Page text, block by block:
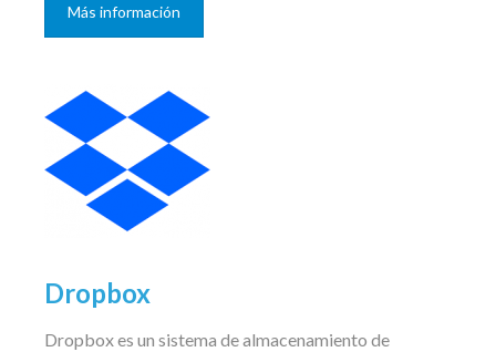
Más información
Dropbox
Dropbox es un sistema de almacenamiento de